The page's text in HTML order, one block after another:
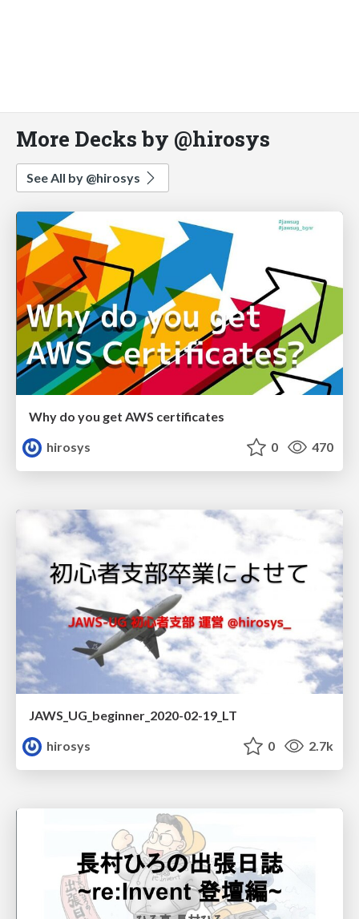
More Decks by @hirosys
See All by @hirosys
Why do you get AWS certificates
hirosys
0 470
JAWS_UG_beginner_2020-02-19_LT
hirosys
0 2.7k